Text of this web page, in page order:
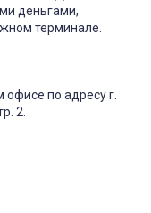
деньгами,
терминале.
по адресу г.
2.